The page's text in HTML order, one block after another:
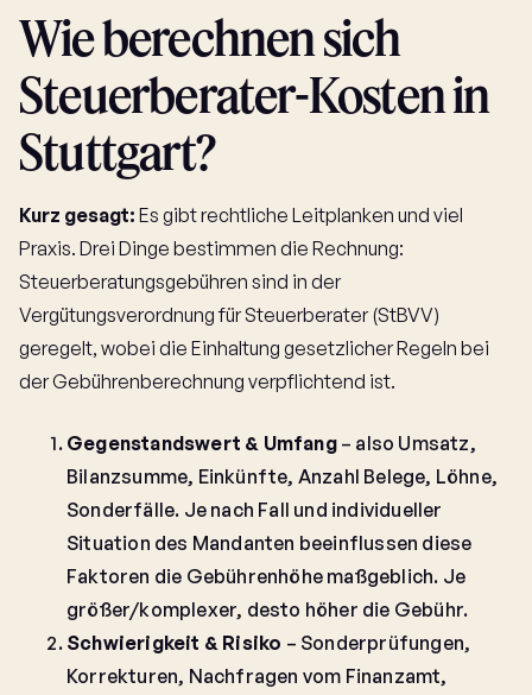
Wie berechnen sich
Steuerberater-Kosten in
Stuttgart?
Kurz gesagt: Es gibt rechtliche Leitplanken und viel
Praxis. Drei Dinge bestimmen die Rechnung:
Steuerberatungsgebühren sind in der
Vergütungsverordnung für Steuerberater (StBVV)
geregelt, wobei die Einhaltung gesetzlicher Regeln bei
der Gebührenberechnung verpflichtend ist.
Gegenstandswert & Umfang– also Umsatz,
Bilanzsumme, Einkünfte, Anzahl Belege, Löhne,
Sonderfälle. Je nach Fall und individueller
Situation des Mandanten beeinflussen diese
Faktoren die Gebührenhöhe maßgeblich. Je
größer/komplexer, desto höher die Gebühr.
Schwierigkeit & Risiko – Sonderprüfungen,
Korrekturen, Nachfragen vom Finanzamt,